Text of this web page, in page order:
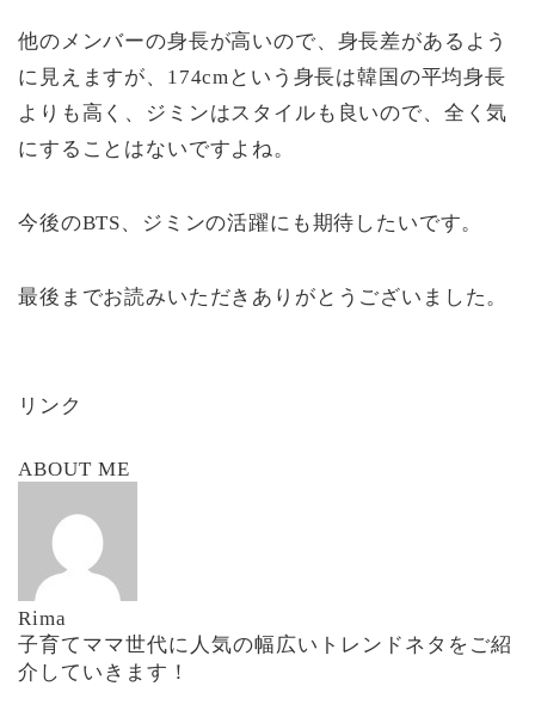
他のメンバーの身長が高いので、身長差があるよう
に見えますが、174cmという身長は韓国の平均身長
よりも高く、ジミンはスタイルも良いので、全く気
にすることはないですよね。
今後のBTS、ジミンの活躍にも期待したいです。
最後までお読みいただきありがとうございました。
リンク
ABOUT ME
Rima
子育てママ世代に人気の幅広いトレンドネタをご紹
介していきます！